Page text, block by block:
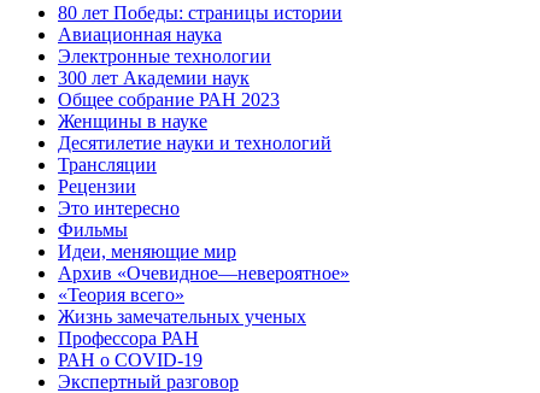
80 лет Победы: страницы истории
Авиационная наука
Электронные технологии
300 лет Академии наук
Общее собрание РАН 2023
Женщины в науке
Десятилетие науки и технологий
Трансляции
Рецензии
Это интересно
Фильмы
Идеи, меняющие мир
Архив «Очевидное—невероятное»
«Теория всего»
Жизнь замечательных ученых
Профессора РАН
РАН о COVID-19
Экспертный разговор